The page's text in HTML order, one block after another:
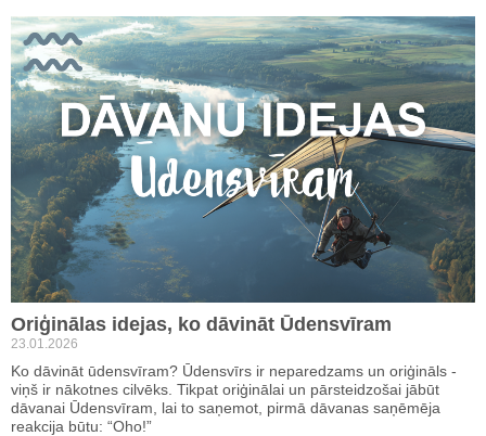
Oriģinālas idejas, ko dāvināt Ūdensvīram
23.01.2026
Ko dāvināt ūdensvīram? Ūdensvīrs ir neparedzams un oriģināls -
viņš ir nākotnes cilvēks. Tikpat oriģinālai un pārsteidzošai jābūt
dāvanai Ūdensvīram, lai to saņemot, pirmā dāvanas saņēmēja
reakcija būtu: “Oho!”